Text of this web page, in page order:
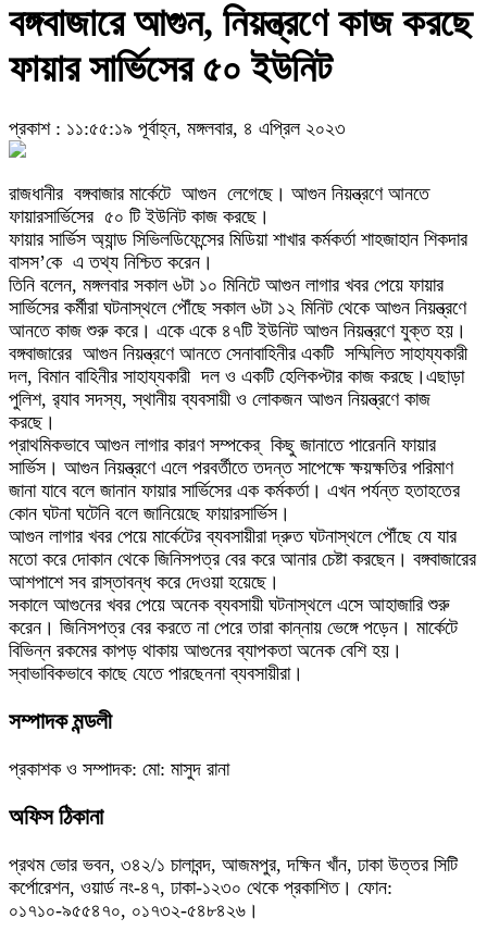
বঙ্গবাজারে আগুন, নিয়ন্ত্রণে কাজ করছে
ফায়ার সার্ভিসের ৫০ ইউনিট
প্রকাশ : ১১:৫৫:১৯ পূর্বাহ্ন, মঙ্গলবার, ৪ এপ্রিল ২০২৩
রাজধানীর বঙ্গবাজার মার্কেটে আগুন লেগেছে। আগুন নিয়ন্ত্রণে আনতে
ফায়ারসার্ভিসের ৫০ টি ইউনিট কাজ করছে।
ফায়ার সার্ভিস অ্যান্ড সিভিলডিফেন্সের মিডিয়া শাখার কর্মকর্তা শাহজাহান শিকদার
বাসস’কে এ তথ্য নিশ্চিত করেন।
তিনি বলেন, মঙ্গলবার সকাল ৬টা ১০ মিনিটে আগুন লাগার খবর পেয়ে ফায়ার
সার্ভিসের কর্মীরা ঘটনাস্থলে পৌঁছে সকাল ৬টা ১২ মিনিট থেকে আগুন নিয়ন্ত্রণে
আনতে কাজ শুরু করে। একে একে ৪৭টি ইউনিট আগুন নিয়ন্ত্রণে যুক্ত হয়।
বঙ্গবাজারের আগুন নিয়ন্ত্রণে আনতে সেনাবাহিনীর একটি সম্মিলিত সাহায্যকারী
দল, বিমান বাহিনীর সাহায্যকারী দল ও একটি হেলিকপ্টার কাজ করছে।এছাড়া
পুলিশ, র‌্যাব সদস্য, স্থানীয় ব্যবসায়ী ও লোকজন আগুন নিয়ন্ত্রণে কাজ
করছে।
প্রাথমিকভাবে আগুন লাগার কারণ সম্পকের্ কিছু জানাতে পারেননি ফায়ার
সার্ভিস। আগুন নিয়ন্ত্রণে এলে পরবর্তীতে তদন্ত সাপেক্ষে ক্ষয়ক্ষতির পরিমাণ
জানা যাবে বলে জানান ফায়ার সার্ভিসের এক কর্মকর্তা। এখন পর্যন্ত হতাহতের
কোন ঘটনা ঘটেনি বলে জানিয়েছে ফায়ারসার্ভিস।
আগুন লাগার খবর পেয়ে মার্কেটের ব্যবসায়ীরা দ্রুত ঘটনাস্থলে পৌঁছে যে যার
মতো করে দোকান থেকে জিনিসপত্র বের করে আনার চেষ্টা করছেন। বঙ্গবাজারের
আশপাশে সব রাস্তাবন্ধ করে দেওয়া হয়েছে।
সকালে আগুনের খবর পেয়ে অনেক ব্যবসায়ী ঘটনাস্থলে এসে আহাজারি শুরু
করেন। জিনিসপত্র বের করতে না পেরে তারা কান্নায় ভেঙ্গে পড়েন। মার্কেটে
বিভিন্ন রকমের কাপড় থাকায় আগুনের ব্যাপকতা অনেক বেশি হয়।
স্বাভাবিকভাবে কাছে যেতে পারছেননা ব্যবসায়ীরা।
সম্পাদক মন্ডলী
প্রকাশক ও সম্পাদক: মো: মাসুদ রানা
অফিস ঠিকানা
প্রথম ভোর ভবন, ৩৪২/১ চালাবন্দ, আজমপুর, দক্ষিন খাঁন, ঢাকা উত্তর সিটি
কর্পোরেশন, ওয়ার্ড নং-৪৭, ঢাকা-১২৩০ থেকে প্রকাশিত। ফোন:
০১৭১০-৯৫৫৪৭০, ০১৭৩২-৫৪৮৪২৬।